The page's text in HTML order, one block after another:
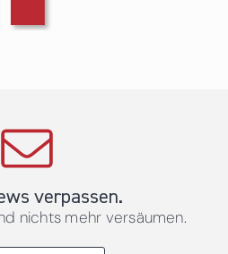
verpassen.
nichts mehr versäumen.